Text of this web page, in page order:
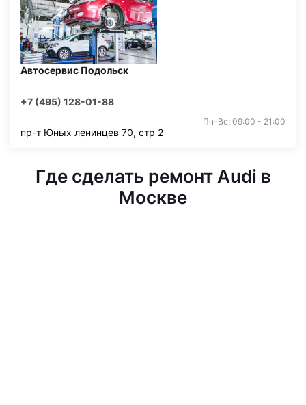
Автосервис Подольск
+7 (495) 128-01-88
Пн-Вс: 09:00 - 21:00
пр-т Юных ленинцев 70, стр 2
Где сделать ремонт Audi в
Москве